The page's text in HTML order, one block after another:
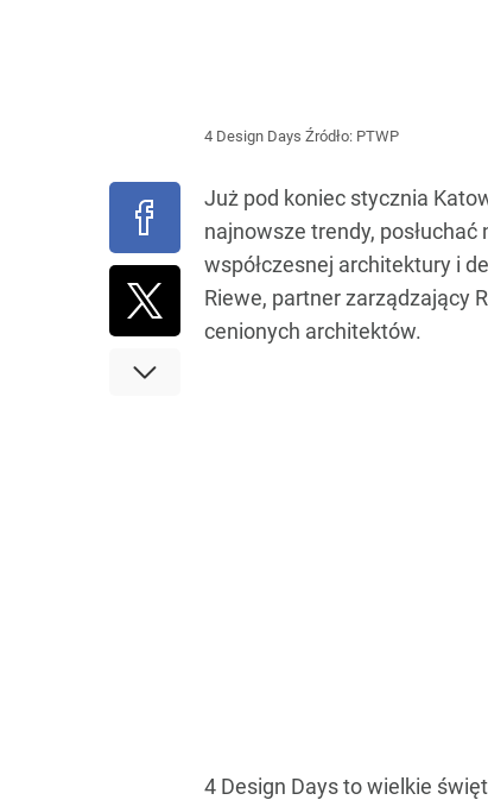
4 Design Days Źródło: PTWP
Już pod koniec stycznia
najnowsze trendy,
współczesnej architektury i
Riewe, partner zarządzający
cenionych architektów.
4 Design Days to wielkie